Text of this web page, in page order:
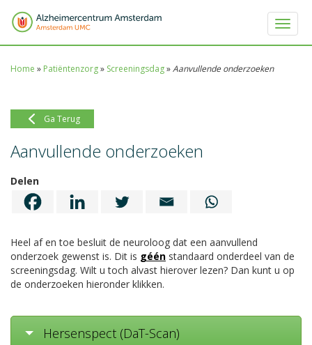
Toggle
Home » Patiëntenzorg» Screeningsdag»Aanvullende onderzoeken
Ga Terug
Aanvullende onderzoeken
Delen
Heel af en toe besluit de neuroloog dat een aanvullend
onderzoek gewenst is. Dit is géén standaard onderdeel van de
screeningsdag. Wilt u toch alvast hierover lezen? Dan kunt u op
de onderzoeken hieronder klikken.
Hersenspect (DaT-Scan)